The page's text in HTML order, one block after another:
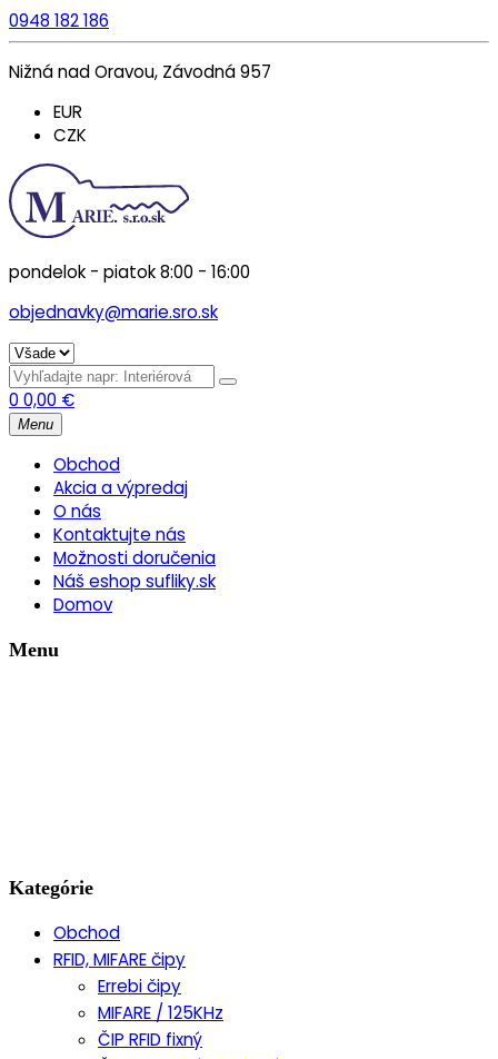
0948 182 186
Nižná nad Oravou, Závodná 957
EUR
CZK
pondelok - piatok 8:00 - 16:00
objednavky@marie.sro.sk
0 0,00 €
Menu
Obchod
Akcia a výpredaj
O nás
Kontaktujte nás
Možnosti doručenia
Náš eshop sufliky.sk
Domov
Menu
Kategórie
Obchod
RFID, MIFARE čipy
Errebi čipy
MIFARE / 125KHz
ČIP RFID fixný